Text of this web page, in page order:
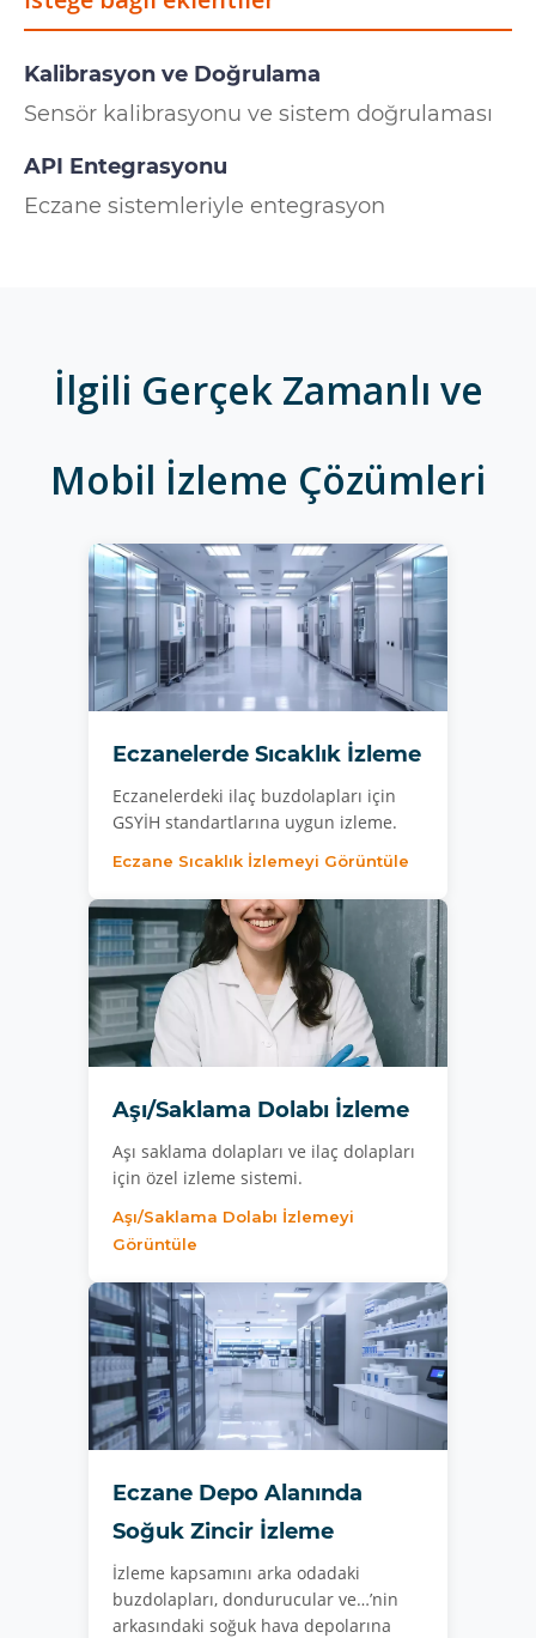
Kalibrasyon ve Doğrulama
Sensör kalibrasyonu ve sistem doğrulaması
API Entegrasyonu
Eczane sistemleriyle entegrasyon
İlgili Gerçek Zamanlı ve
Mobil İzleme Çözümleri
Eczanelerde Sıcaklık İzleme
Eczanelerdeki ilaç buzdolapları için
GSYİH standartlarına uygun izleme.
Eczane Sıcaklık İzlemeyi Görüntüle
Aşı/Saklama Dolabı İzleme
Aşı saklama dolapları ve ilaç dolapları
için özel izleme sistemi.
Aşı/Saklama Dolabı İzlemeyi
Görüntüle
Eczane Depo Alanında
Soğuk Zincir İzleme
İzleme kapsamını arka odadaki
buzdolapları, dondurucular ve…’nin
arkasındaki soğuk hava depolarına